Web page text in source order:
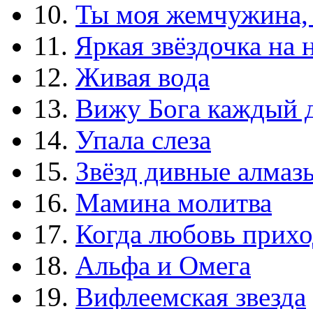
10. Ты моя жемчужина,
11. Яркая звёздочка на
12. Живая вода
13. Вижу Бога каждый
14. Упала слеза
15. Звёзд дивные
16. Мамина молитва
17. Когда любовь
18. Альфа и Омега
19. Вифлеемская звезда